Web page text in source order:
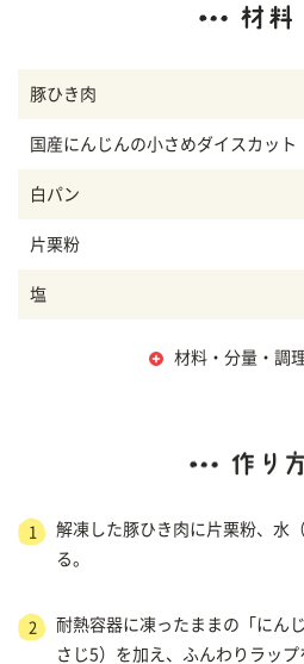
豚ひき肉
国産にんじんの小さめダイスカット
白パン
片栗粉
塩
材料・分量・調
1
解凍した豚ひき肉に片栗粉、水
る。
2
耐熱容器に凍ったままの「にん
さじ5）を加え、ふんわりラップ